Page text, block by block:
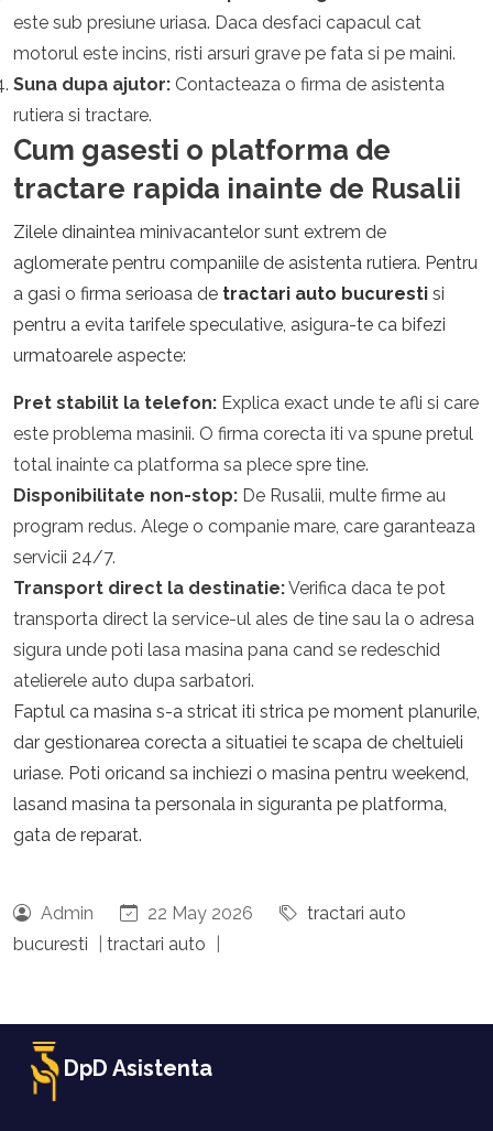
este sub presiune uriasa. Daca desfaci capacul cat
motorul este incins, risti arsuri grave pe fata si pe maini.
Suna dupa ajutor: Contacteaza o firma de asistenta
rutiera si tractare.
Cum gasesti o platforma de
tractare rapida inainte de Rusalii
Zilele dinaintea minivacantelor sunt extrem de
aglomerate pentru companiile de asistenta rutiera. Pentru
a gasi o firma serioasa de tractari auto bucuresti si
pentru a evita tarifele speculative, asigura-te ca bifezi
urmatoarele aspecte:
Pret stabilit la telefon: Explica exact unde te afli si care
este problema masinii. O firma corecta iti va spune pretul
total inainte ca platforma sa plece spre tine.
Disponibilitate non-stop: De Rusalii, multe firme au
program redus. Alege o companie mare, care garanteaza
servicii 24/7.
Transport direct la destinatie:Verifica daca te pot
transporta direct la service-ul ales de tine sau la o adresa
sigura unde poti lasa masina pana cand se redeschid
atelierele auto dupa sarbatori.
Faptul ca masina s-a stricat iti strica pe moment planurile,
dar gestionarea corecta a situatiei te scapa de cheltuieli
uriase. Poti oricand sa inchiezi o masina pentru weekend,
lasand masina ta personala in siguranta pe platforma,
gata de reparat.
Admin 22 May 2026
tractari auto
bucuresti
tractari auto
DpD Asistenta